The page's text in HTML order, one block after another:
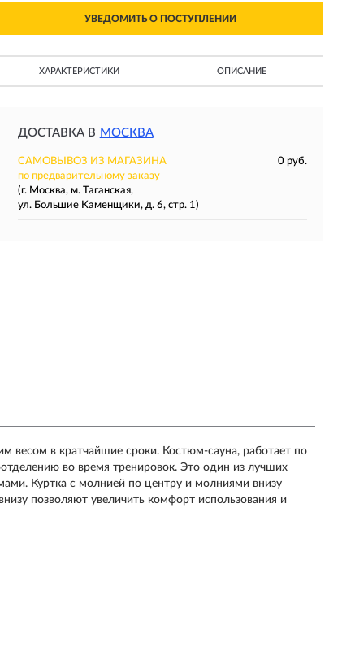
УВЕДОМИТЬ О ПОСТУПЛЕНИИ
ХАРАКТЕРИСТИКИ ОПИСАНИЕ
ДОСТАВКА В МОСКВА
САМОВЫВОЗ ИЗ МАГАЗИНА
0 руб.
по предварительному заказу
(г. Москва, м. Таганская,
ул. Большие Каменщики, д. 6, стр. 1)
весом в кратчайшие сроки. Костюм-сауна, работает по
во время тренировок. Это один из лучших
Куртка с молнией по центру и молниями внизу
позволяют увеличить комфорт использования и